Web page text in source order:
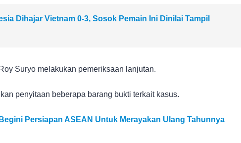
Dihajar Vietnam 0-3, Sosok Pemain Ini Dinilai Tampil
Suryo melakukan pemeriksaan lanjutan.
penyitaan beberapa barang bukti terkait kasus.
Persiapan ASEAN Untuk Merayakan Ulang Tahunnya